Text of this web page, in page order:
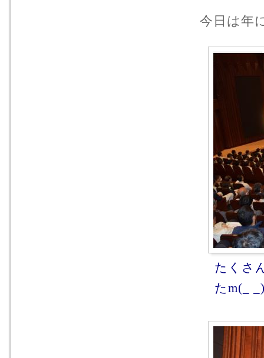
今日は年
たくさ
たm(_